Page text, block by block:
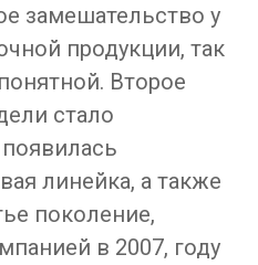
замешательство у
продукции, так
Второе
стало
линейка, а также
поколение,
в 2007, году